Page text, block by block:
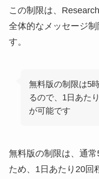
この制限は、
全体的なメッセージ
す。
無料版の制限は5
るので、1日あた
が可能です
無料版の制限は、通
ため、1日あたり20回